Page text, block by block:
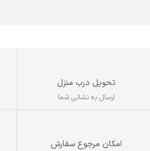
تحویل درب منزل
ارسال به نشانی شما
امکان مرجوع سفارش